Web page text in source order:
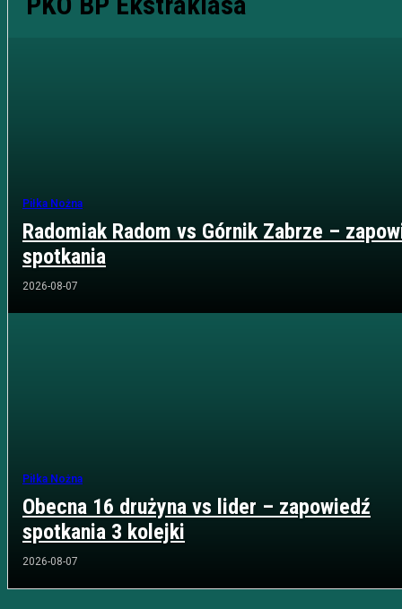
Piłka Nożna
Radomiak Radom vs Górnik Zabrze –
spotkania
2026-08-07
Piłka Nożna
Obecna 16 drużyna vs lider – zapowiedź
spotkania 3 kolejki
2026-08-07